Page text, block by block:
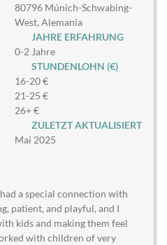
80796 Múnich-Schwabing-
West, Alemania
JAHRE ERFAHRUNG
0-2 Jahre
STUNDENLOHN (€)
16-20 €
21-25 €
26+ €
ZULETZT AKTUALISIERT
Mai 2025
had a special connection with
patient, and playful, and I
kids and making them feel
with children of very